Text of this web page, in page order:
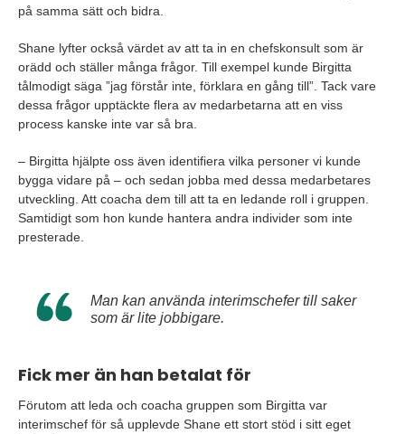
på samma sätt och bidra.
Shane lyfter också värdet av att ta in en chefskonsult som är
orädd och ställer många frågor. Till exempel kunde Birgitta
tålmodigt säga ”jag förstår inte, förklara en gång till”. Tack vare
dessa frågor upptäckte flera av medarbetarna att en viss
process kanske inte var så bra.
– Birgitta hjälpte oss även identifiera vilka personer vi kunde
bygga vidare på – och sedan jobba med dessa medarbetares
utveckling. Att coacha dem till att ta en ledande roll i gruppen.
Samtidigt som hon kunde hantera andra individer som inte
presterade.
Man kan använda interimschefer till saker
som är lite jobbigare.
Fick mer än han betalat för
Förutom att leda och coacha gruppen som Birgitta var
interimschef för så upplevde Shane ett stort stöd i sitt eget